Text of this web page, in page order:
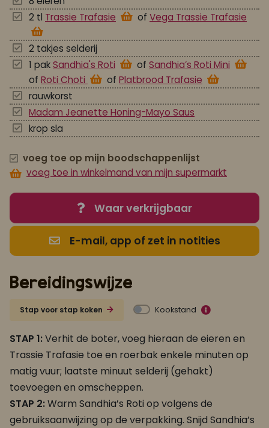
2 tl Trassie Trafasie of Vega Trassie Trafasie
2 takjes selderij
1 pakSandhia's Roti of Sandhia’s Roti Mini
of Roti Choti of Platbrood Trafasie
rauwkorst
Madam Jeanette Honing-Mayo Saus
krop sla
voeg toe op mijn boodschappenlijst
voeg toe in winkelmand van mijn supermarkt
Waar verkrijgbaar
E-mail, app of zet in notities
Bereidingswijze
Stap voor stap koken Kookstand
STAP 1:Verhit de boter, voeg hieraan de eieren en
Trassie Trafasie toe en roerbak enkele minuten op
matig vuur; laatste minuut selderij (gehakt)
toevoegen en omscheppen.
STAP 2:Warm Sandhia’s Roti op volgens de
gebruiksaanwijzing op de verpakking. Snijd Sandhia’s